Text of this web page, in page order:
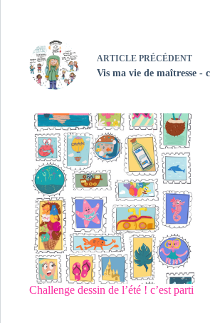
ARTICLE PRÉCÉDENT
Vis ma vie de maîtresse -
Challenge dessin de l’été ! c’est parti